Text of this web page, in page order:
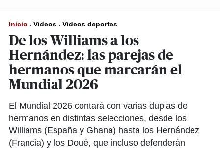
Inicio . Videos . Videos deportes
De los Williams a los
Hernández: las parejas de
hermanos que marcarán el
Mundial 2026
El Mundial 2026 contará con varias duplas de
hermanos en distintas selecciones, desde los
Williams (España y Ghana) hasta los Hernández
(Francia) y los Doué, que incluso defenderán